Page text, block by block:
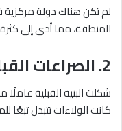
لم تكن هناك دولة
المنطقة، مما أدى إلى كثرة
2. الصراعات القبلية
شكلت البنية القبلية
كانت الولاءات تتبدل تبعًا